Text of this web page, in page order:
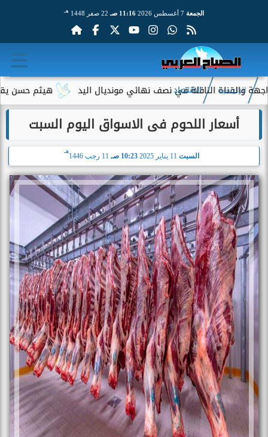
الجمعة 11:16 صـ 22 صفر 1448 هـ
هيثم حسن يقترب من الناقلة في نصف نهائي مونديال اليد
الرئيسية الاقتصاد
أسعار اللحوم فى الاسواق اليوم السبت
السبت 10:23 صـ 11 رجب 1446
هـ